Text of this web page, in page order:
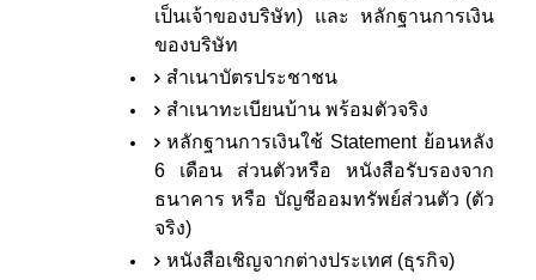
เป็นเจ้าของบริษัท) และ หลักฐานการเงิน
ของบริษัท
สำเนาบัตรประชาชน
สำเนาทะเบียนบ้าน พร้อมตัวจริง
หลักฐานการเงินใช้ Statement ย้อนหลัง
6 เดือน ส่วนตัวหรือ หนังสือรับรองจาก
ธนาคาร หรือ บัญชีออมทรัพย์ส่วนตัว (ตัว
จริง)
หนังสือเชิญจากต่างประเทศ (ธุรกิจ)